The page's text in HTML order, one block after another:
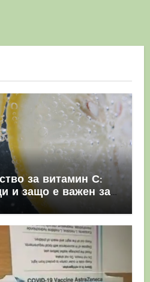
за витамин С:
и защо е важен за